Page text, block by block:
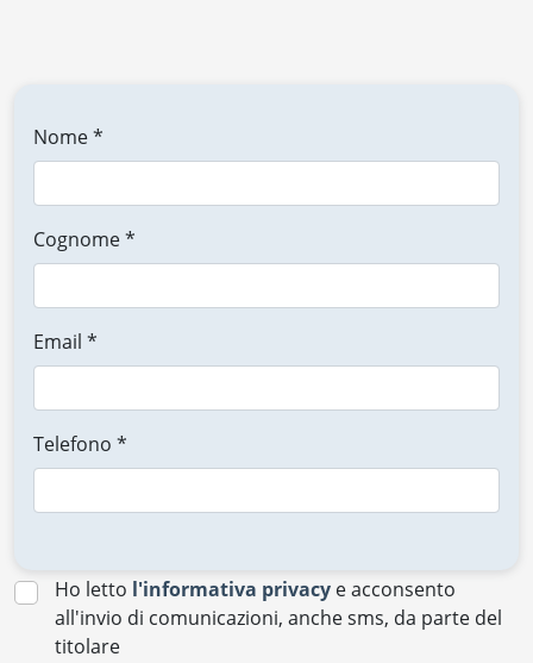
Nome *
Cognome *
Email *
Telefono *
Ho letto l'informativa privacy e acconsento
all'invio di comunicazioni, anche sms, da parte del
titolare